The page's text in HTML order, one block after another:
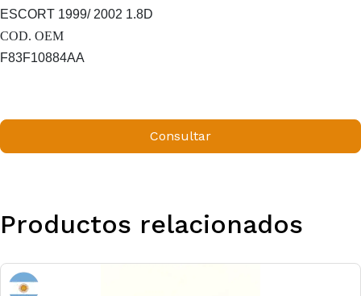
ESCORT 1999/ 2002 1.8D
COD. OEM
F83F10884AA
Consultar
Productos relacionados